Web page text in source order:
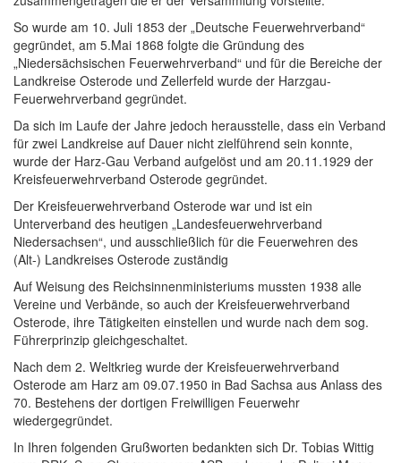
So wurde am 10. Juli 1853 der „Deutsche Feuerwehrverband“
gegründet, am 5.Mai 1868 folgte die Gründung des
„Niedersächsischen Feuerwehrverband“ und für die Bereiche der
Landkreise Osterode und Zellerfeld wurde der Harzgau-
Feuerwehrverband gegründet.
Da sich im Laufe der Jahre jedoch herausstelle, dass ein Verband
für zwei Landkreise auf Dauer nicht zielführend sein konnte,
wurde der Harz-Gau Verband aufgelöst und am 20.11.1929 der
Kreisfeuerwehrverband Osterode gegründet.
Der Kreisfeuerwehrverband Osterode war und ist ein
Unterverband des heutigen „Landesfeuerwehrverband
Niedersachsen“, und ausschließlich für die Feuerwehren des
(Alt-) Landkreises Osterode zuständig
Auf Weisung des Reichsinnenministeriums mussten 1938 alle
Vereine und Verbände, so auch der Kreisfeuerwehrverband
Osterode, ihre Tätigkeiten einstellen und wurde nach dem sog.
Führerprinzip gleichgeschaltet.
Nach dem 2. Weltkrieg wurde der Kreisfeuerwehrverband
Osterode am Harz am 09.07.1950 in Bad Sachsa aus Anlass des
70. Bestehens der dortigen Freiwilligen Feuerwehr
wiedergegründet.
In Ihren folgenden Grußworten bedankten sich Dr. Tobias Wittig